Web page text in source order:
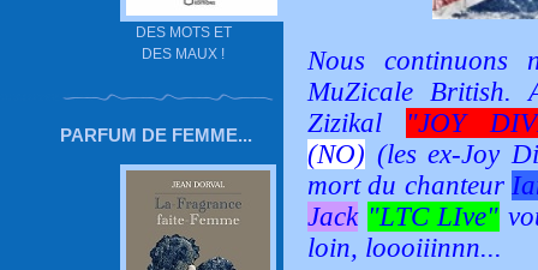
DES MOTS ET
DES MAUX !
PARFUM DE FEMME...
Nous continuons
MuZicale British.
Zizikal
"JOY
(NO) (les ex-Joy
mort du chanteur
Jack "LTC LIve"
loin, loooiiinnn...